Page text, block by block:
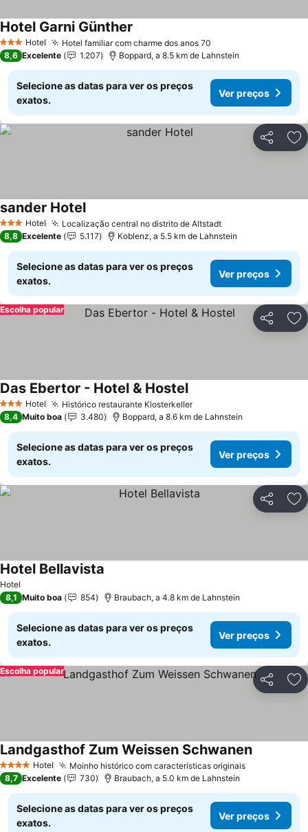
3 EstrelasHotel Hotel familiar com charme dos anos 70
Hotel Garni Günther
8,6 Excelente 1.207 Boppard, a 8.5 km de Lahnstein
Selecione as datas para ver os preços
exatos.
Ver preços
Partilhar
3 EstrelasHotel Localização central no distrito de AltstadtVer preços
sander HotelVer preços
8,8 Excelente 5.117 Koblenz, a 5.5 km de Lahnstein
Selecione as datas para ver os preços
exatos.
Ver preços
Partilhar
Escolha popular
3 EstrelasHotel Histórico restaurante KlosterkellerVer preços
Das Ebertor - Hotel & HostelVer preços
8,4 Muito boa 3.480 Boppard, a 8.6 km de Lahnstein
Selecione as datas para ver os preços
exatos.
Ver preços
Partilhar
Hotel
Hotel Bellavista
8,1 Muito boa 854 Braubach, a 4.8 km de Lahnstein
Selecione as datas para ver os preços
exatos.
Ver preços
Partilhar
Escolha popular
4 EstrelasHotel Moinho histórico com características originaisVer preços
Landgasthof Zum Weissen SchwanenVer preços
8,7 Excelente 730 Braubach, a 5.0 km de Lahnstein
Selecione as datas para ver os preços
exatos.
Ver preços